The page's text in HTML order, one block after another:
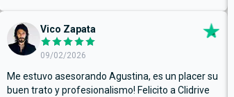
Vico Zapata
09/02/2026
Me estuvo asesorando Agustina, es un placer su
buen trato y profesionalismo! Felicito a Clidrive